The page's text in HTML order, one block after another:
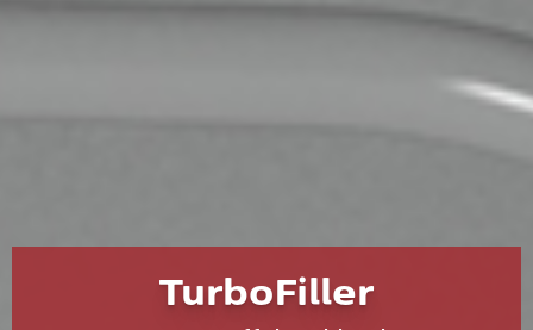
TurboFiller